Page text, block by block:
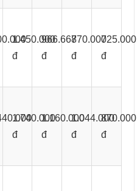
1.450.000
đ
966.667
đ
870.000
đ
725.000
đ
1.740.000
đ
1.160.000
đ
1.044.000
đ
870.000
đ